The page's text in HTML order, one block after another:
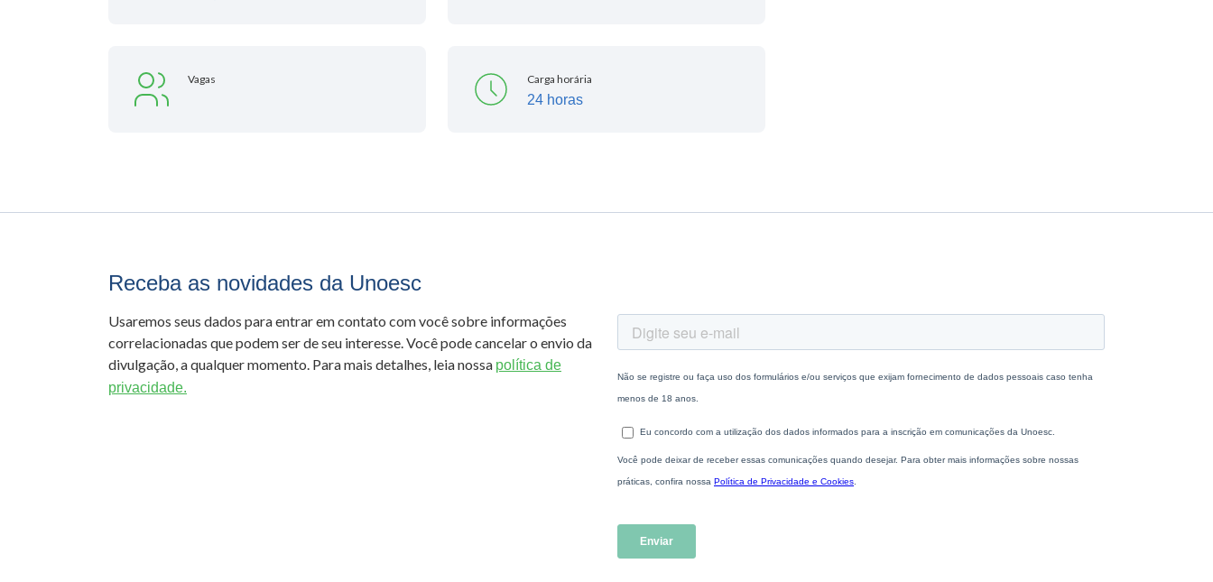
Vagas Carga horária
24 horas
Receba as novidades da Unoesc
Usaremos seus dados para entrar em contato com você sobre informações
correlacionadas que podem ser de seu interesse. Você pode cancelar o envio da
divulgação, a qualquer momento. Para mais detalhes, leia nossa política de
privacidade.